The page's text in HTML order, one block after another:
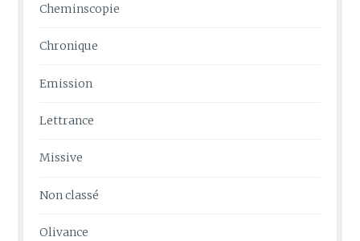
Cheminscopie
Chronique
Emission
Lettrance
Missive
Non classé
Olivance